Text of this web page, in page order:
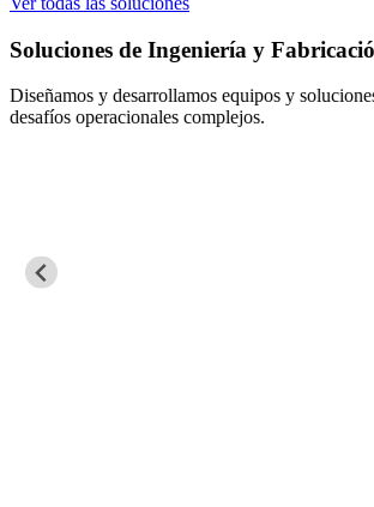
Soluciones de Ingeniería y
Diseñamos y desarrollamos equipos y
desafíos operacionales complejos.